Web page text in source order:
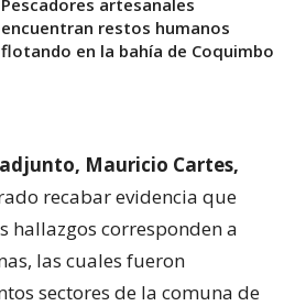
encuentran restos humanos
flotando en la bahía de Coquimbo
Mauricio Cartes,
recabar evidencia que
hallazgos corresponden a
las cuales fueron
sectores de la comuna de